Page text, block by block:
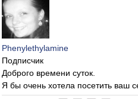
Phenylethylamine
Подписчик
Доброго времени суток.
Я бы очень хотела посетить ваш